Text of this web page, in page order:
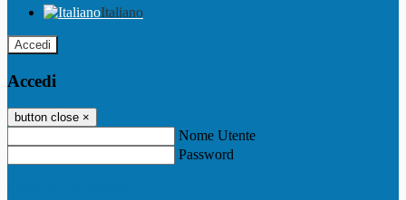
Italiano
Accedi
Accedi
button close ×
Nome Utente
Password